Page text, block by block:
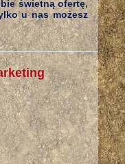
świetną ofertę,
u nas możesz